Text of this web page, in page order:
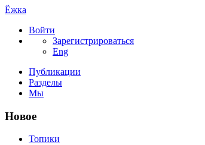
Ёжка
Войти
Зарегистрироваться
Eng
Публикации
Разделы
Мы
Новое
Топики